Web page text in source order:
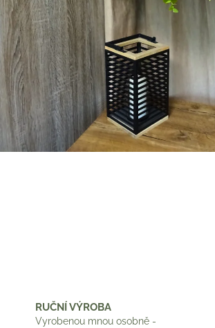
RUČNÍ VÝROBA
Vyrobenou mnou osobně -